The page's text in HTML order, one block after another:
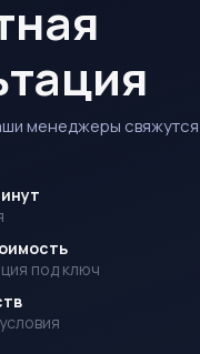
менеджеры свяжутся
под ключ